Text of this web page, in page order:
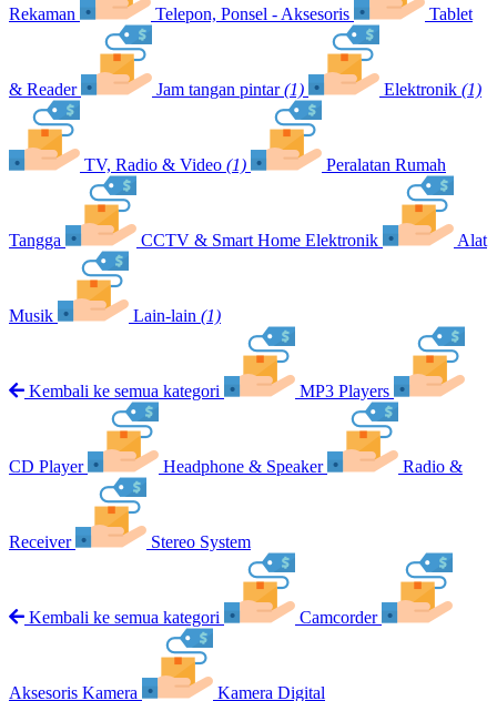
Rekaman Telepon, Ponsel - Aksesoris Tablet
& Reader Jam tangan pintar (1) Elektronik (1)
TV, Radio & Video (1) Peralatan Rumah
Tangga CCTV & Smart Home Elektronik Alat
Musik Lain-lain (1)
Kembali ke semua kategori MP3 Players
CD Player Headphone & Speaker Radio &
Receiver Stereo System
Kembali ke semua kategori Camcorder
Aksesoris Kamera Kamera Digital